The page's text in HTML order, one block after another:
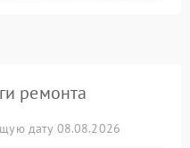
ремонта
дату 08.08.2026